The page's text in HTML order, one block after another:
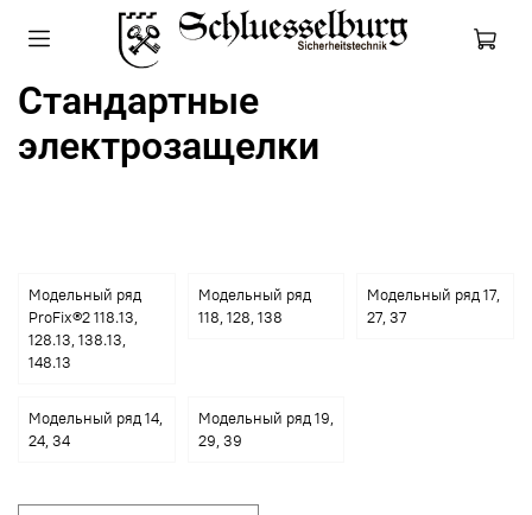
Стандартные
электрозащелки
Модельный ряд
ProFix®2 118.13,
128.13, 138.13,
148.13
Модельный ряд
118, 128, 138
Модельный ряд 17,
27, 37
Модельный ряд 14,
24, 34
Модельный ряд 19,
29, 39